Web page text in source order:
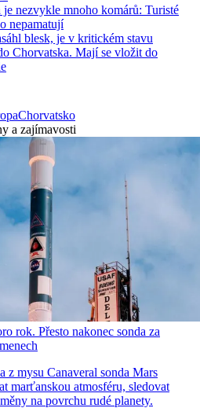
nezvykle mnoho komárů: Turisté
nepamatují
blesk, je v kritickém stavu
Chorvatska. Mají se vložit do
Chorvatsko
a zajímavosti
rok. Přesto nakonec sonda za
z mysu Canaveral sonda Mars
marťanskou atmosféru, sledovat
na povrchu rudé planety.